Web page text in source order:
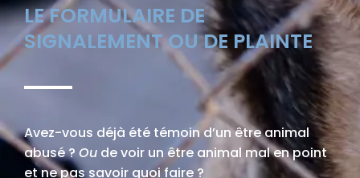
LE FORMULAIRE DE
SIGNALEMENT OU DE PLAINTE
Avez-vous déjà été témoin d’un être animal
abusé ? Ou de voir un être animal mal en point
et ne pas savoir quoi faire ?